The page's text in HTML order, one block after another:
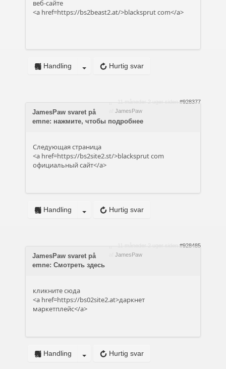
веб-сайте
<a href=https://bs2beast2.at/>blacksprut com</a>
Hurtig svar
Handling
#928377
JamesPaw
JamesPaw svaret på
emne: нажмите, чтобы подробнее
Следующая страница
<a href=https://bs2site2.st/>blacksprut com
официальный сайт</a>
Hurtig svar
Handling
#928485
JamesPaw
JamesPaw svaret på
emne: Смотреть здесь
кликните сюда
<a href=https://bs02site2.at>даркнет
маркетплейс</a>
Hurtig svar
Handling